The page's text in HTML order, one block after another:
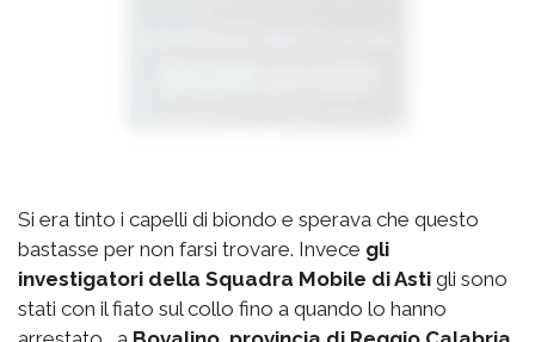
Si era tinto i capelli di biondo e sperava che questo
bastasse per non farsi trovare. Invece gli
investigatori della Squadra Mobile di Asti gli sono
stati con il fiato sul collo fino a quando lo hanno